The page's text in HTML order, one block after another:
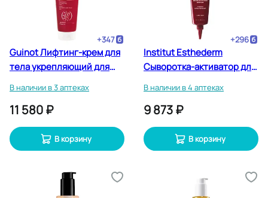
+347
Guinot Лифтинг-крем для
тела укрепляющий для
мл
В наличии в 3 аптеках
11 580 ₽
В корзину
+296
Institut Esthederm
Сыворотка-активатор для
мл
В наличии в 4 аптеках
9 873 ₽
В корзину